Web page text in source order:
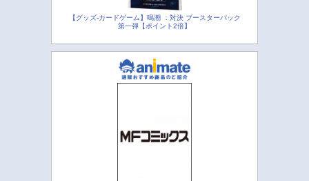
【グッズ-カードゲーム】鳴潮 ：対決 ブースターパック
第一弾【ポイント2倍】